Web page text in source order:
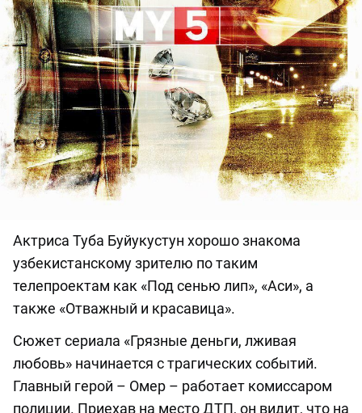
Актриса Туба Буйукустун хорошо знакома
узбекистанскому зрителю по таким
телепроектам как «Под сенью лип», «Аси», а
также «Отважный и красавица».
Сюжет сериала «Грязные деньги, лживая
любовь» начинается с трагических событий.
Главный герой – Омер – работает комиссаром
полиции. Приехав на место ДТП, он видит, что на